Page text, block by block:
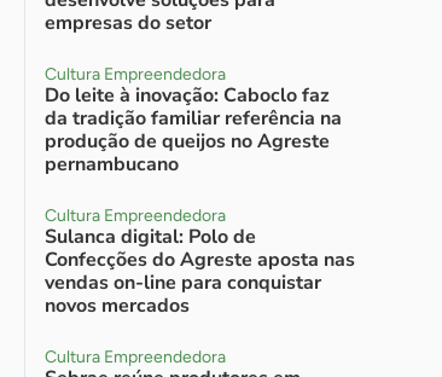
empresas do setor
Cultura Empreendedora
Do leite à inovação: Caboclo faz
da tradição familiar referência na
produção de queijos no Agreste
pernambucano
Cultura Empreendedora
Sulanca digital: Polo de
Confecções do Agreste aposta nas
vendas on-line para conquistar
novos mercados
Cultura Empreendedora